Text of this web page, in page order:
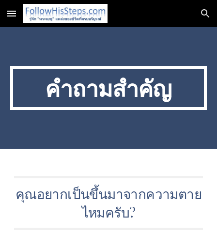
Skip to main content Skip to navigation
คำถามสำคัญ
คุณอยากเป็นขึ้นมาจากความตาย
ไหมครับ?